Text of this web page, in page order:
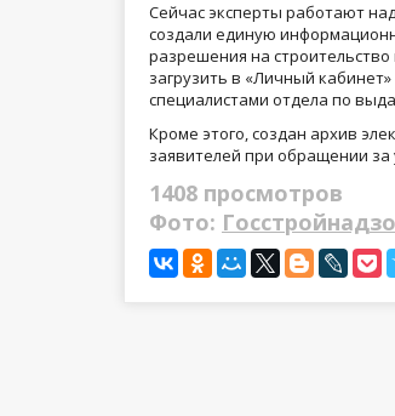
Сейчас эксперты работают
создали единую
разрешения на
загрузить в «Личный кабинет»
специалистами отдела по
Кроме этого, создан архив
заявителей при обращении за
1408 просмотров
Фото: